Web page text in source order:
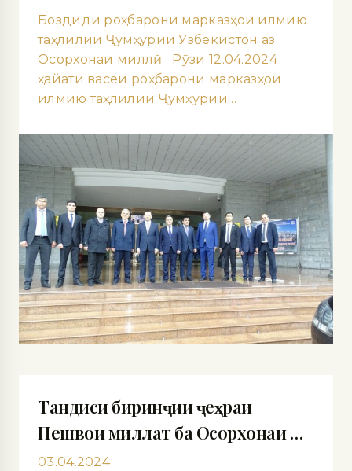
Боздиди роҳбарони марказҳои илмию
таҳлилии Ҷумҳурии Узбекистон аз
Осорхонаи миллӣ Рӯзи 12.04.2024
ҳайати васеи роҳбарони марказҳои
илмию таҳлилии Ҷумҳурии…
Тандиси биринҷии ҷеҳраи
Пешвои миллат ба Осорхонаи …
03.04.2024